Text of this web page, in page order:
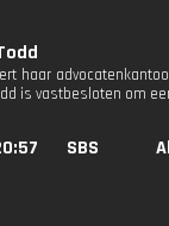
haar
is vastbesloten om
SBS